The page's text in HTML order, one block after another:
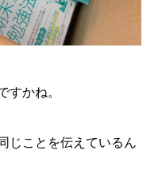
すかね。
じことを伝えているん